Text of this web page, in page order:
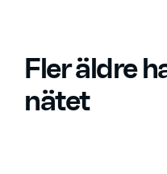
Fler äldre
nätet